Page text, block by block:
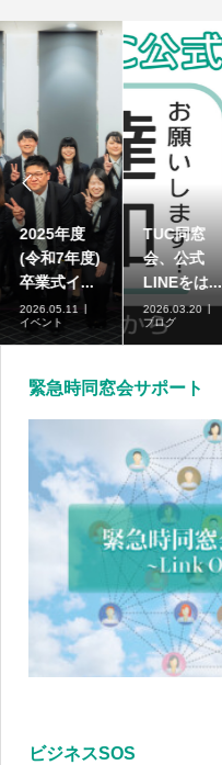

2025年度
(令和7年度)
卒業式イ...
2026.05.11
イベント
TUC同窓
会、公式
LINEをは...
2026.03.20
ブログ
緊急時同窓会サポート
ビジネスSOS